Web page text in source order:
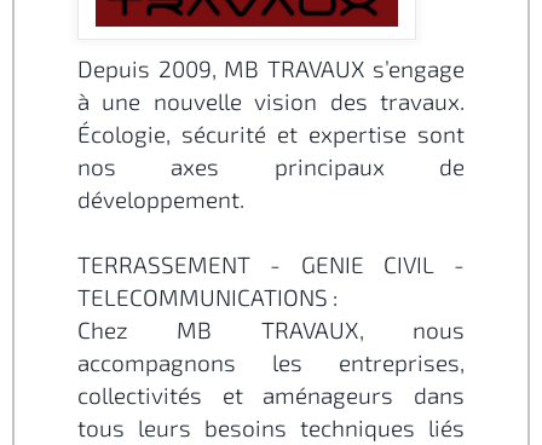
Depuis 2009, MB TRAVAUX s’engage
à une nouvelle vision des travaux.
Écologie, sécurité et expertise sont
nos axes principaux de
développement.
TERRASSEMENT - GENIE CIVIL -
TELECOMMUNICATIONS :
Chez MB TRAVAUX, nous
accompagnons les entreprises,
collectivités et aménageurs dans
tous leurs besoins techniques liés